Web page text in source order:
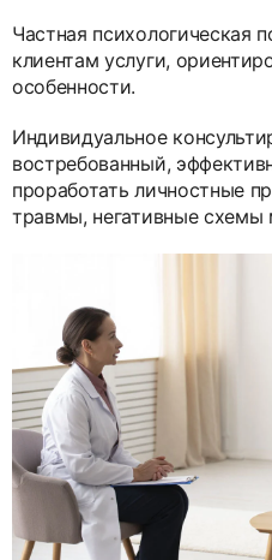
Частная психологическая
клиентам услуги,
особенности.
Индивидуальное
востребованный,
проработать личностные
травмы, негативные